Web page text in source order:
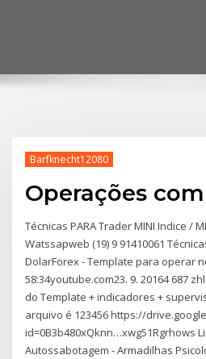
Barfknecht12080
Operações
Técnicas PARA Trader MINI Indice /
Watssapweb (19) 9 91410061
DolarForex - Template para operar
58:34youtube.com23. 9. 20164 687
do Template + indicadores +
arquivo é 123456 https://
id=0B3b480xQknn…xwg51Rgrhows
Autossabotagem - Armadilhas